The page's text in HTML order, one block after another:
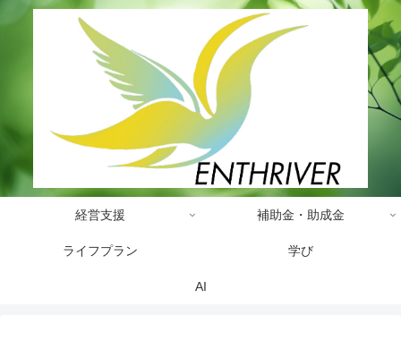
経営支援 補助金・助成金
ライフプラン 学び
AI